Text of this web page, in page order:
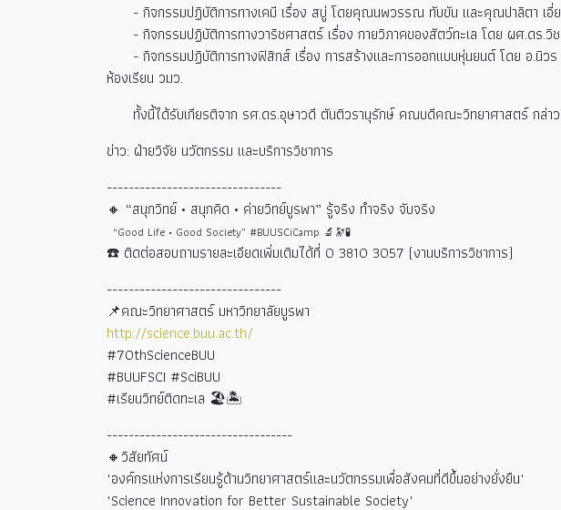
- กิจกรรมปฏิบัติการทางเคมี เรื่อง สบู่ โดยคุณนพวรรณ ทับขัน และคุณปาลิตา เอี่
- กิจกรรมปฏิบัติการทางวาริชศาสตร์ เรื่อง กายวิภาคของสัตว์ทะเล โดย ผศ.ดร.วิ
- กิจกรรมปฏิบัติการทางฟิสิกส์ เรื่อง การสร้างและการออกแบบหุ่นยนต์ โดย อ.นิ
ห้องเรียน วมว.
ทั้งนี้ได้รับเกียรติจาก รศ.ดร.อุษาวดี ตันติวรานุรักษ์ คณบดีคณะวิทยาศาสตร์ กล่า
ข่าว: ฝ่ายวิจัย นวัตกรรม และบริการวิชาการ
--------------------------------
🔸 “สนุกวิทย์ • สนุกคิด • ค่ายวิทย์บูรพา” รู้จริง ทำจริง จับจริง
“Good Life • Good Society” #BUUSCiCamp 🔬🔭🧪
☎️ ติดต่อสอบถามรายละเอียดเพิ่มเติมได้ที่ 0 3810 3057 (งานบริการวิชาการ)
--------------------------------
📌คณะวิทยาศาสตร์ มหาวิทยาลัยบูรพา
http://science.buu.ac.th/
#70thScienceBUU
#BUUFSCI #SciBUU
#เรียนวิทย์ติดทะเล 🏖🏝
----------------------------------
🔸วิสัยทัศน์
"องค์กรแห่งการเรียนรู้ด้านวิทยาศาสตร์และนวัตกรรมเพื่อสังคมที่ดีขึ้นอย่างยั่งยืน"
"Science Innovation for Better Sustainable Society"